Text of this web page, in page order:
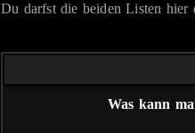
Du darfst die beiden Listen hier
Was kann